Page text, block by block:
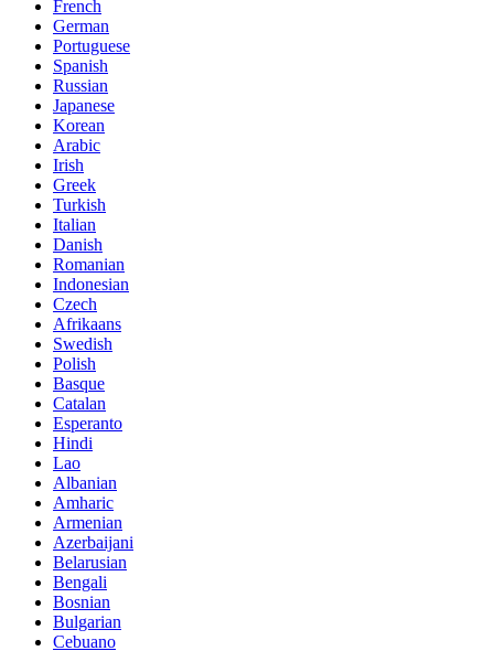
French
German
Portuguese
Spanish
Russian
Japanese
Korean
Arabic
Irish
Greek
Turkish
Italian
Danish
Romanian
Indonesian
Czech
Afrikaans
Swedish
Polish
Basque
Catalan
Esperanto
Hindi
Lao
Albanian
Amharic
Armenian
Azerbaijani
Belarusian
Bengali
Bosnian
Bulgarian
Cebuano